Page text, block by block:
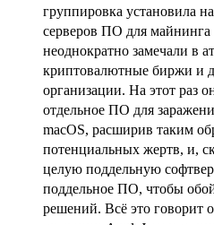
группировка установила
серверов ПО для
неоднократно замечали в
криптовалютные биржи и
организации. На этот раз
отдельное ПО для
macOS, расширив таким
потенциальных жертв, и,
целую поддельную
поддельное ПО, чтобы
решений. Всё это говорит